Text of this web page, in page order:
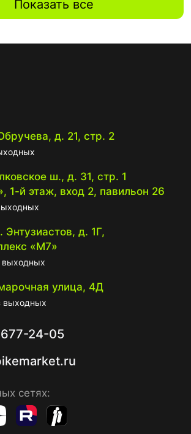
Показать все
д. 21, стр. 2
ш., д. 31, стр. 1
1-й этаж, вход 2, павильон 26
д. 1Г,
«М7»
выходных
улица, 4Д
выходных
24-05
сетях: